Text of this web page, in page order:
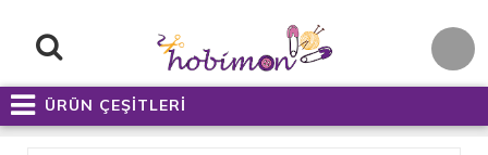
ÜRÜN ÇEŞİTLERİ